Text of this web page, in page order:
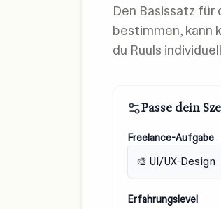
Den Basissatz für
bestimmen, kann
du Ruuls
Passe dein
Freelance-Aufgabe
🎨 UI/UX-Design
Erfahrungslevel